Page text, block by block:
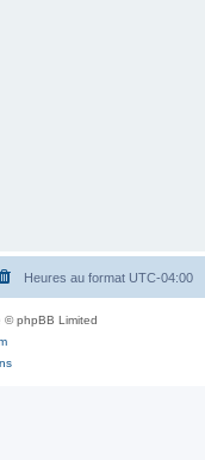
Heures au format UTC-04:00
© phpBB Limited